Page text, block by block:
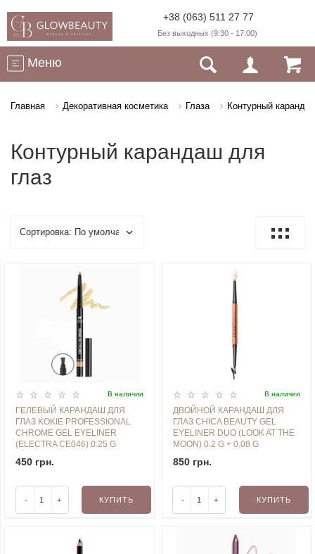
+38 (063) 511 27 77
Без выходных (9:30 - 17:00)
Меню
Главная Декоративная косметика Глаза Контурный
Контурный карандаш для
глаз
В наличии
ГЕЛЕВЫЙ КАРАНДАШ ДЛЯ
ГЛАЗ KOKIE PROFESSIONAL
CHROME GEL EYELINER
(ELECTRA CE046) 0.25 G
450 грн.
- + КУПИТЬ
В наличии
ДВОЙНОЙ КАРАНДАШ ДЛЯ
ГЛАЗ CHICA BEAUTY GEL
EYELINER DUO (LOOK AT THE
MOON) 0.2 G + 0.08 G
850 грн.
- + КУПИТЬ